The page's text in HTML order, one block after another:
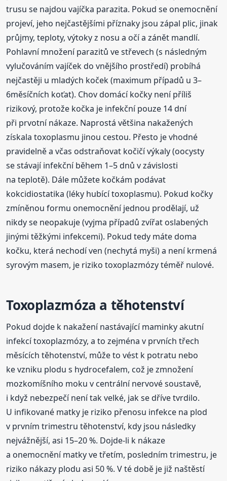
trusu se najdou vajíčka parazita. Pokud se onemocnění
projeví, jeho nejčastějšími příznaky jsou zápal plic, jinak
průjmy, teploty, výtoky z nosu a očí a zánět mandlí.
Pohlavní množení parazitů ve střevech (s následným
vylučováním vajíček do vnějšího prostředí) probíhá
nejčastěji u mladých koček (maximum případů u 3–
6měsíčních koťat). Chov domácí kočky není příliš
rizikový, protože kočka je infekční pouze 14 dní
při prvotní nákaze. Naprostá většina nakažených
získala toxoplasmu jinou cestou. Přesto je vhodné
pravidelně a včas odstraňovat kočičí výkaly (oocysty
se stávají infekční během 1–5 dnů v závislosti
na teplotě). Dále můžete kočkám podávat
kokcidiostatika (léky hubící toxoplasmu). Pokud kočky
zmíněnou formu onemocnění jednou prodělají, už
nikdy se neopakuje (vyjma případů zvířat oslabených
jinými těžkými infekcemi). Pokud tedy máte doma
kočku, která nechodí ven (nechytá myši) a není krmená
syrovým masem, je riziko toxoplazmózy téměř nulové.
Toxoplazmóza a těhotenství
Pokud dojde k nakažení nastávající maminky akutní
infekcí toxoplazmózy, a to zejména v prvních třech
měsících těhotenství, může to vést k potratu nebo
ke vzniku plodu s hydrocefalem, což je zmnožení
mozkomíšního moku v centrální nervové soustavě,
i když nebezpečí není tak velké, jak se dříve tvrdilo.
U infikované matky je riziko přenosu infekce na plod
v prvním trimestru těhotenství, kdy jsou následky
nejvážnější, asi 15–20 %. Dojde-li k nákaze
a onemocnění matky ve třetím, posledním trimestru, je
riziko nákazy plodu asi 50 %. V té době je již naštěstí